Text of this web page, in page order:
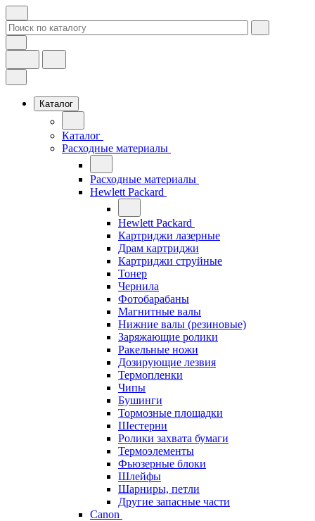
Каталог
Каталог
Расходные материалы
Расходные материалы
Hewlett Packard
Hewlett Packard
Картриджи лазерные
Драм картриджи
Картриджи струйные
Тонер
Чернила
Фотобарабаны
Магнитные валы
Нижние валы (резиновые)
Заряжающие ролики
Ракельные ножи
Дозирующие лезвия
Термопленки
Чипы
Бушинги
Тормозные площадки
Шестерни
Ролики захвата бумаги
Термоэлементы
Фьюзерные блоки
Шлейфы
Шарниры, петли
Другие запасные части
Canon